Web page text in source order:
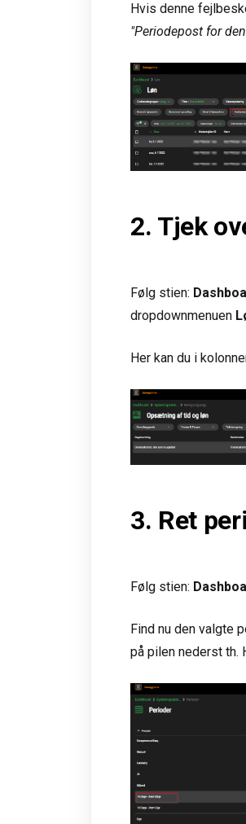
Hvis denne
"Periodepost for
2. Tjek
Følg stien:
dropdownmenuen
Her kan du i
3. Ret
Følg stien:
Find nu den valgte
på pilen nederst th.